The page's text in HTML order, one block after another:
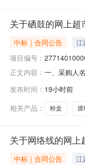
关于硒鼓的网上超
中标｜合同公告 江
项目编号：
正文内容： 一、采购人
色感光鼓适
发布时间： 19小时前
相关产品：
粉盒 搓
关于网络线的网上
中标｜合同公告 江